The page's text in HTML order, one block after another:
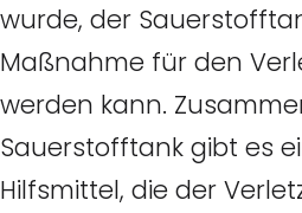
wurde, der
Maßnahme für den
werden kann.
Sauerstofftank gibt es
Hilfsmittel, die der